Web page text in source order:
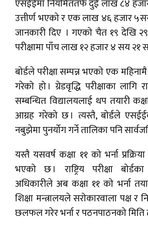
एसईईमा नियमिततर्फ दुई लाख ८४ हजार
उत्तीर्ण भएको र एक लाख ४६ हजार
जानकारी दिए । गएको चैत १९ देखि
परीक्षामा पाँच लाख १२ हजार ४ सय २१
बोर्डले परीक्षा सम्पन्न भएको एक
गरेको हो । ग्रेडवृद्धि परीक्षाका लागि
सम्बन्धित विद्यालयलाई थप तयारी
आग्रह गरेको छ । त्यस्तै, बोर्डले
नबुझेमा पुनर्योग गर्ने तालिका पनि
यस्तै यसवर्ष कक्षा ११ को भर्ना
भएको छ । राष्ट्रिय परीक्षा
अधिकारीले अब कक्षा ११ को भर्ना
शिक्षा मन्त्रालयले सरोकारवाला पक्ष
छलफल गरेर भर्ना र पठनपाठनको मिति